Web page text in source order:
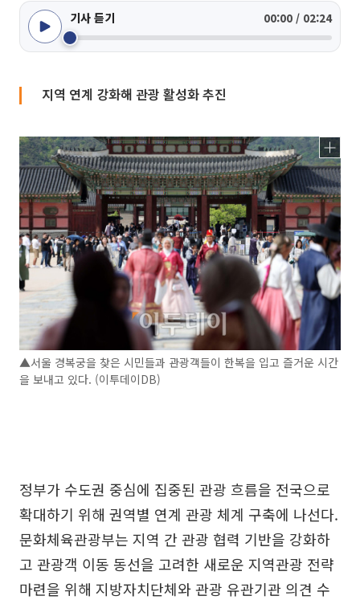
기사 듣기 00:00 / 02:24
지역 연계 강화해 관광 활성화 추진
▲서울 경복궁을 찾은 시민들과 관광객들이 한복을 입고 즐거운 시간
을 보내고 있다. (이투데이DB)
정부가 수도권 중심에 집중된 관광 흐름을 전국으로
확대하기 위해 권역별 연계 관광 체계 구축에 나선다.
문화체육관광부는 지역 간 관광 협력 기반을 강화하
고 관광객 이동 동선을 고려한 새로운 지역관광 전략
마련을 위해 지방자치단체와 관광 유관기관 의견 수